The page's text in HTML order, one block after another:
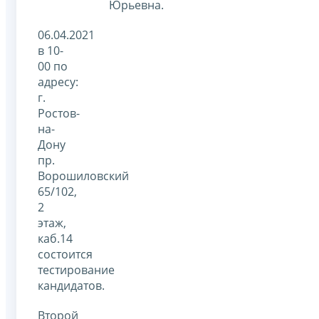
Юрьевна.
06.04.2021
в 10-
00 по
адресу:
г.
Ростов-
на-
Дону
пр.
Ворошиловский
65/102,
2
этаж,
каб.14
состоится
тестирование
кандидатов.
Второй